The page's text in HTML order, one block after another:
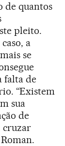
de quantos
pleito.
a
se
falta de
“Existem
sua
de
cruzar